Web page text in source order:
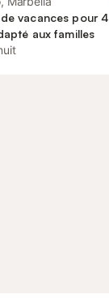
vacances pour 4
aux familles